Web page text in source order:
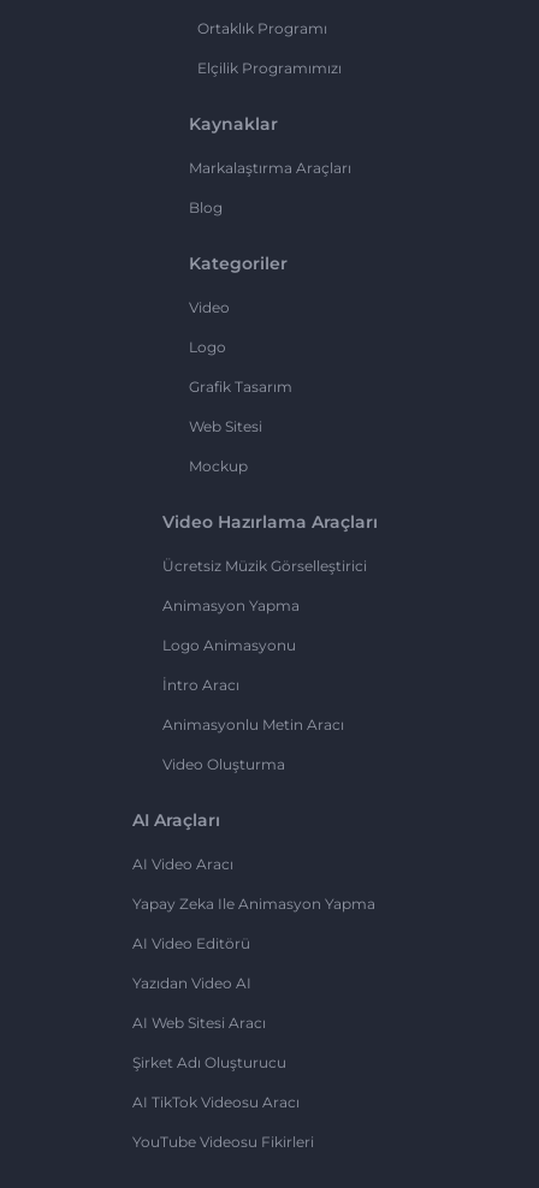
Ortaklık Programı
Elçilik Programımızı
Kaynaklar
Markalaştırma Araçları
Blog
Kategoriler
Video
Logo
Grafik Tasarım
Web Sitesi
Mockup
Video Hazırlama Araçları
Ücretsiz Müzik Görselleştirici
Animasyon Yapma
Logo Animasyonu
İntro Aracı
Animasyonlu Metin Aracı
Video Oluşturma
AI Araçları
AI Video Aracı
Yapay Zeka Ile Animasyon Yapma
AI Video Editörü
Yazıdan Video AI
AI Web Sitesi Aracı
Şirket Adı Oluşturucu
AI TikTok Videosu Aracı
YouTube Videosu Fikirleri